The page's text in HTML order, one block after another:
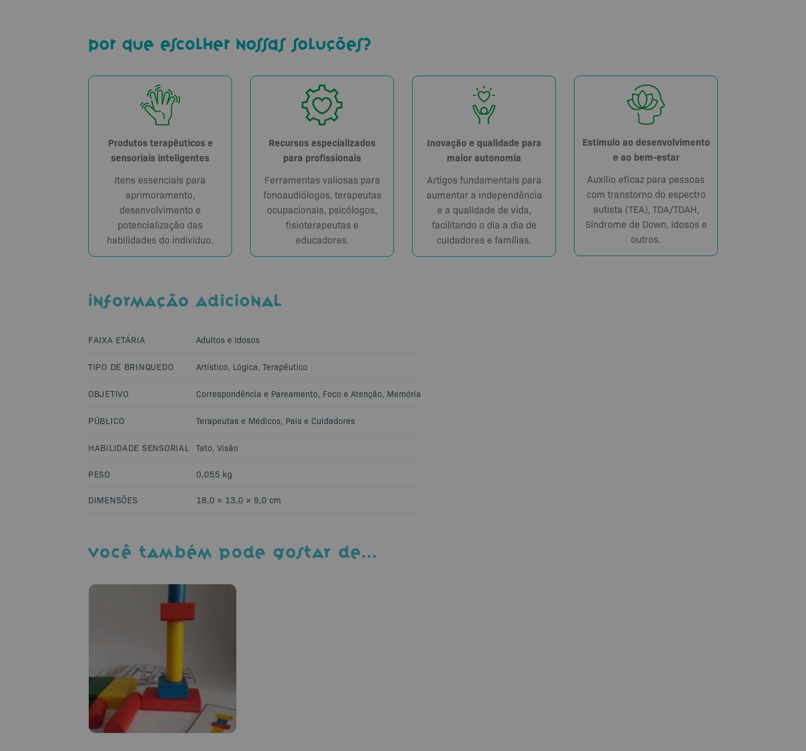
por que escolher nossas soluções?
Produtos terapêuticos e
sensoriais inteligentes
Itens essenciais para
aprimoramento,
desenvolvimento e
potencialização das
habilidades do indivíduo.
Recursos especializados
para profissionais
Ferramentas valiosas para
fonoaudiólogos, terapeutas
ocupacionais, psicólogos,
fisioterapeutas e
educadores.
Inovação e qualidade para
maior autonomia
Artigos fundamentais para
aumentar a independência
e a qualidade de vida,
facilitando o dia a dia de
cuidadores e famílias.
Estímulo ao desenvolvimento
e ao bem-estar
Auxílio eficaz para pessoas
com transtorno do espectro
autista (TEA), TDA/TDAH,
Síndrome de Down, idosos e
outros.
INFORMAÇÃO ADICIONAL
FAIXA ETÁRIA Adultos e Idosos
TIPO DE BRINQUEDO Artístico, Lógica, Terapêutico
OBJETIVO Correspondência e Pareamento, Foco e Atenção, Memória
PÚBLICO Terapeutas e Médicos, Pais e Cuidadores
HABILIDADE SENSORIAL Tato, Visão
PESO 0,055 kg
DIMENSÕES 18,0 × 13,0 × 9,0 cm
VOCÊ TAMBÉM PODE GOSTAR DE…